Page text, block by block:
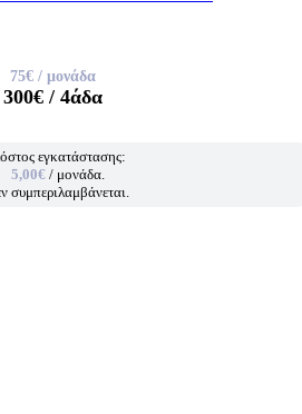
75€/ μονάδα
300€/ 4άδα
εγκατάστασης:
5,00€ / μονάδα.
συμπεριλαμβάνεται.